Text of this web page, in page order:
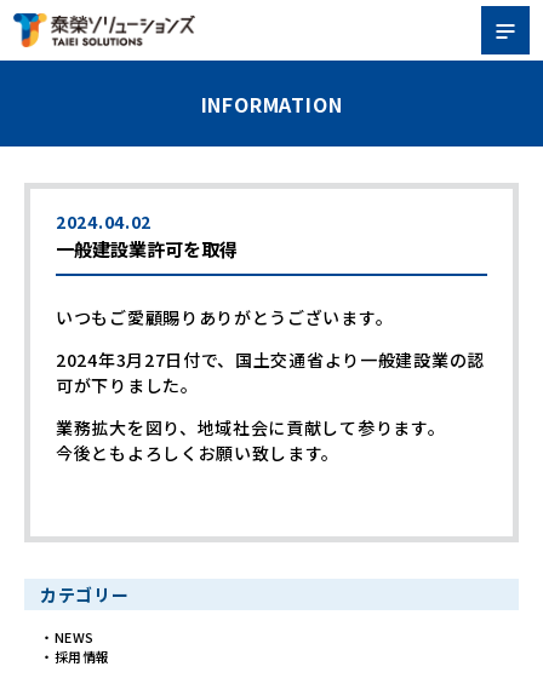
INFORMATION
2024.04.02
一般建設業許可を取得
いつもご愛顧賜りありがとうございます。
2024年3月27日付で、国土交通省より一般建設業の認
可が下りました。
業務拡大を図り、地域社会に貢献して参ります。
今後ともよろしくお願い致します。
カテゴリー
NEWS
採用情報